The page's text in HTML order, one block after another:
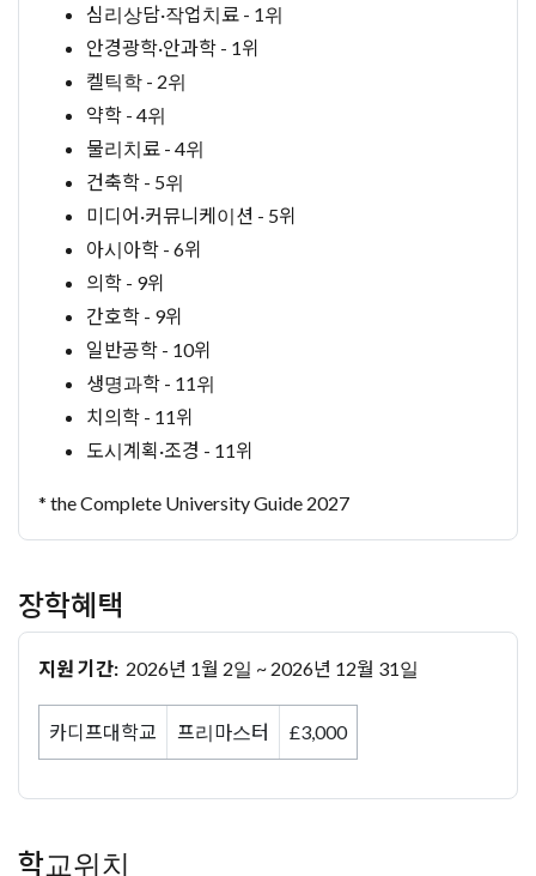
심리상담·작업치료 - 1위
안경광학·안과학 - 1위
켈틱학 - 2위
약학 - 4위
물리치료 - 4위
건축학 - 5위
미디어·커뮤니케이션 - 5위
아시아학 - 6위
의학 - 9위
간호학 - 9위
일반공학 - 10위
생명과학 - 11위
치의학 - 11위
도시계획·조경 - 11위
* the Complete University Guide 2027
장학혜택
지원 기간: 2026년 1월 2일 ~ 2026년 12월 31일
카디프대학교 프리마스터 £3,000
학교위치